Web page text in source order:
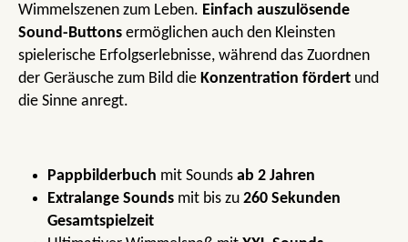
Wimmelszenen zum Leben. Einfach auszulösende
Sound-Buttons ermöglichen auch den Kleinsten
spielerische Erfolgserlebnisse, während das Zuordnen
der Geräusche zum Bild die Konzentration fördert und
die Sinne anregt.
Pappbilderbuch mit Sounds ab 2 Jahren
Extralange Sounds mit bis zu 260 Sekunden
Gesamtspielzeit